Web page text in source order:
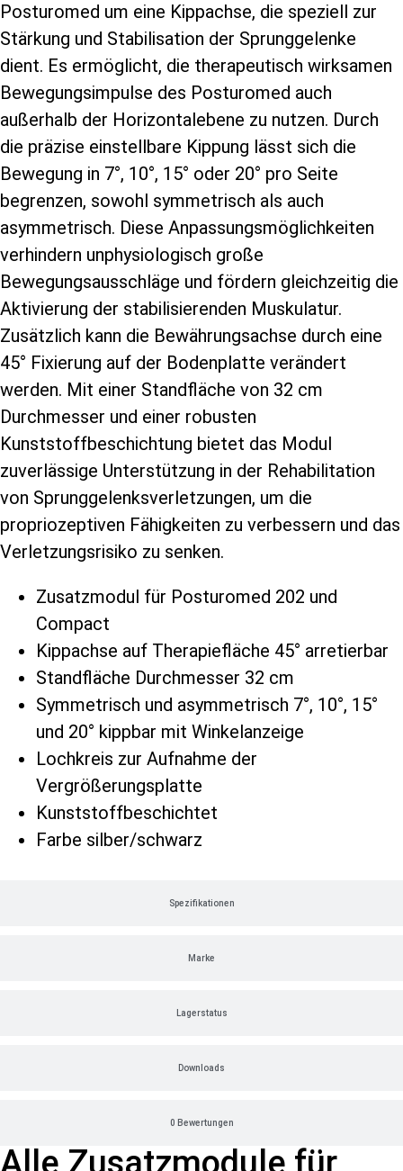
Spezifikationen
Marke
Lagerstatus
Downloads
0 Bewertungen
Posturomed um eine Kippachse, die speziell zur
Stärkung und Stabilisation der Sprunggelenke
dient. Es ermöglicht, die therapeutisch wirksamen
Bewegungsimpulse des Posturomed auch
außerhalb der Horizontalebene zu nutzen. Durch
die präzise einstellbare Kippung lässt sich die
Bewegung in 7°, 10°, 15° oder 20° pro Seite
begrenzen, sowohl symmetrisch als auch
asymmetrisch. Diese Anpassungsmöglichkeiten
verhindern unphysiologisch große
Bewegungsausschläge und fördern gleichzeitig die
Aktivierung der stabilisierenden Muskulatur.
Zusätzlich kann die Bewährungsachse durch eine
45° Fixierung auf der Bodenplatte verändert
werden. Mit einer Standfläche von 32 cm
Durchmesser und einer robusten
Kunststoffbeschichtung bietet das Modul
zuverlässige Unterstützung in der Rehabilitation
von Sprunggelenksverletzungen, um die
propriozeptiven Fähigkeiten zu verbessern und das
Verletzungsrisiko zu senken.
Zusatzmodul für Posturomed 202 und
Compact
Kippachse auf Therapiefläche 45° arretierbar
Standfläche Durchmesser 32 cm
Symmetrisch und asymmetrisch 7°, 10°, 15°
und 20° kippbar mit Winkelanzeige
Lochkreis zur Aufnahme der
Vergrößerungsplatte
Kunststoffbeschichtet
Farbe silber/schwarz
Alle Zusatzmodule für